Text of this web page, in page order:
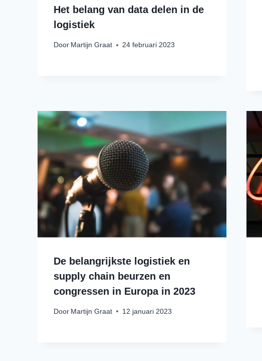
Het belang van data delen in de
logistiek
Door Martijn Graat 24 februari 2023
De belangrijkste logistiek en
supply chain beurzen en
congressen in Europa in 2023
Door Martijn Graat 12 januari 2023